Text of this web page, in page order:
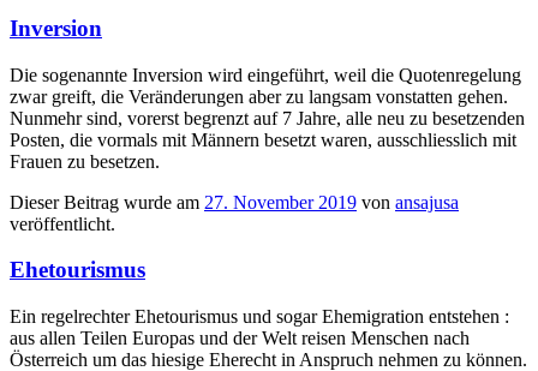
Inversion
Die sogenannte Inversion wird eingeführt, weil die Quotenregelung
zwar greift, die Veränderungen aber zu langsam vonstatten gehen.
Nunmehr sind, vorerst begrenzt auf 7 Jahre, alle neu zu besetzenden
Posten, die vormals mit Männern besetzt waren, ausschliesslich mit
Frauen zu besetzen.
Dieser Beitrag wurde am 27. November 2019 von ansajusa
veröffentlicht.
Ehetourismus
Ein regelrechter Ehetourismus und sogar Ehemigration entstehen :
aus allen Teilen Europas und der Welt reisen Menschen nach
Österreich um das hiesige Eherecht in Anspruch nehmen zu können.